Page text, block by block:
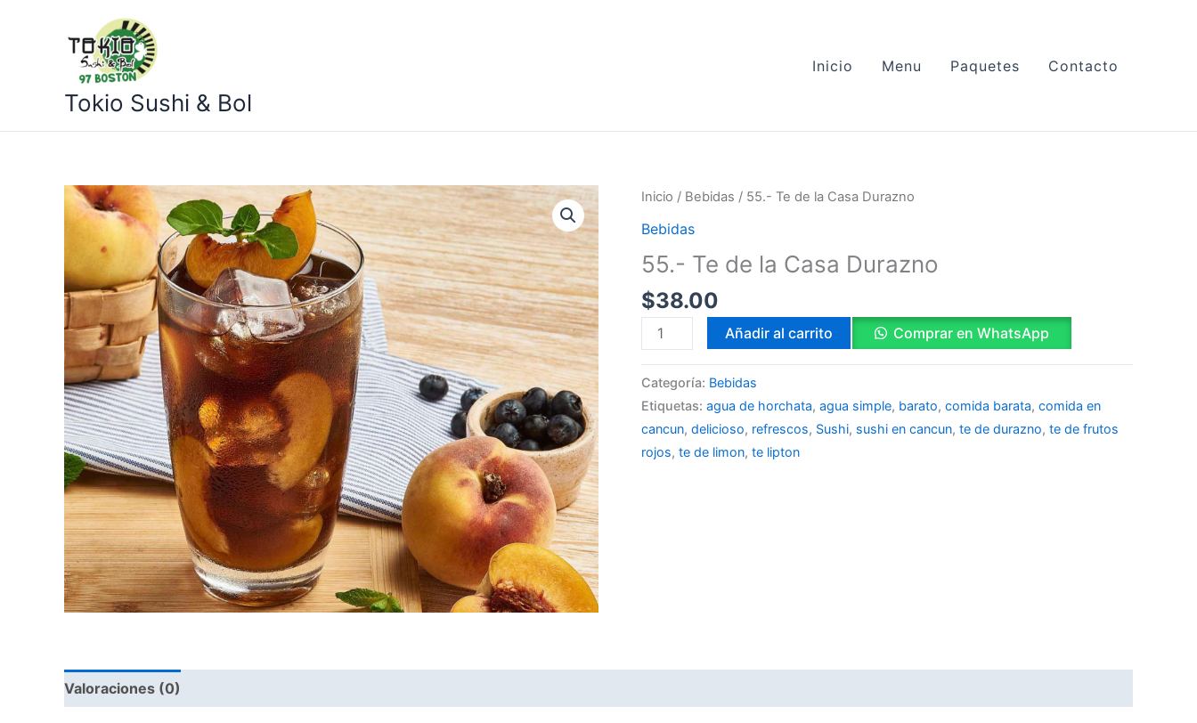
Tokio Sushi & Bol
Inicio Menu Paquetes Contacto
Inicio / Bebidas / 55.- Te de la Casa Durazno
Bebidas
55.- Te de la Casa Durazno
$38.00
55.-
Te
la
Casa
Durazno
cantidad
Añadir al carrito Comprar en WhatsApp
Categoría: Bebidas
Etiquetas: agua de horchata, agua simple, barato, comida barata, comida en
cancun, delicioso, refrescos, Sushi, sushi en cancun, te de durazno, te de frutos
rojos, te de limon, te lipton
Valoraciones (0)